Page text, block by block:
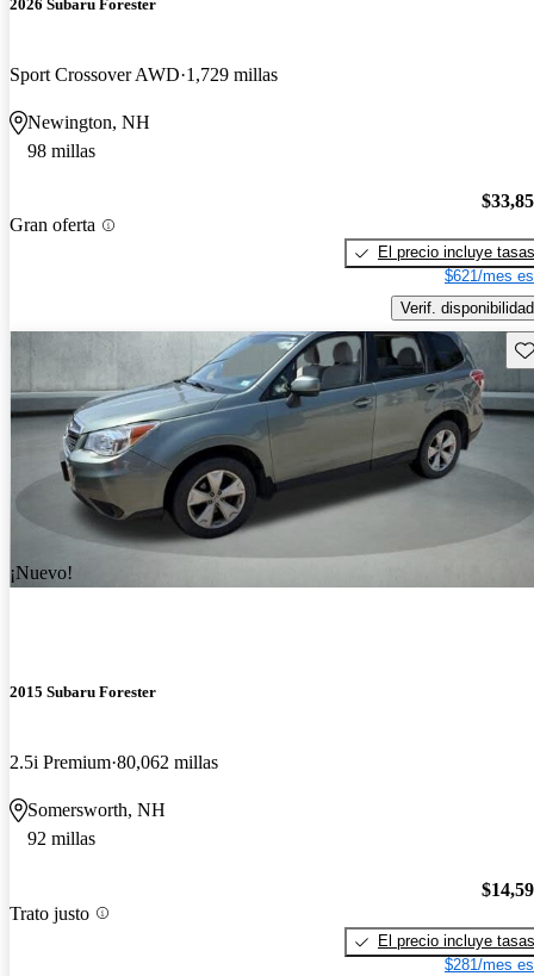
2026 Subaru Forester
Sport Crossover AWD 1,729 millas
Newington, NH
98 millas
Gran oferta
El precio incluye tasas
$621/mes
Verif. disponibilidad
¡Nuevo!
2015 Subaru Forester
2.5i Premium 80,062 millas
Somersworth, NH
92 millas
Trato justo
El precio incluye tasas
$281/mes